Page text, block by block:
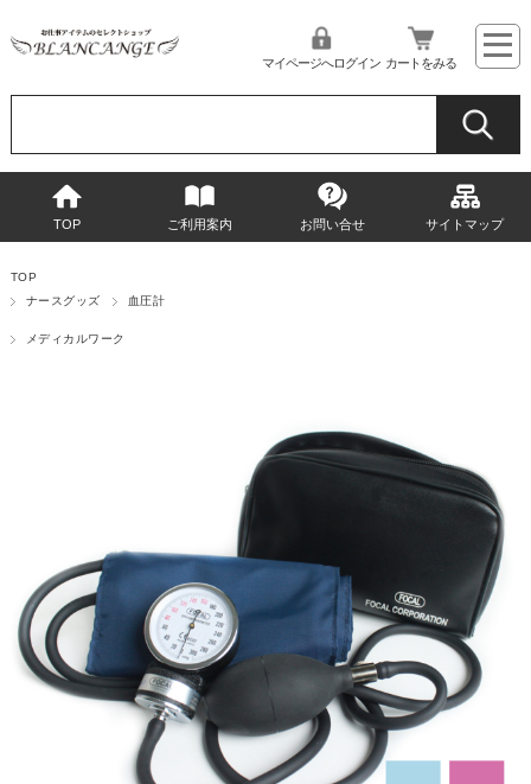
マイページへログイン カートをみる
TOP ご利用案内 お問い合せ サイトマップ
TOP
ナースグッズ
血圧計
メディカルワーク